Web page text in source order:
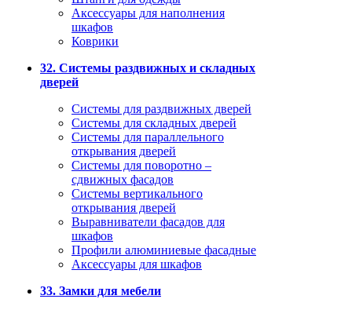
Аксессуары для наполнения
шкафов
Коврики
32. Системы раздвижных и складных
дверей
Системы для раздвижных дверей
Системы для складных дверей
Системы для параллельного
открывания дверей
Системы для поворотно –
сдвижных фасадов
Системы вертикального
открывания дверей
Выравниватели фасадов для
шкафов
Профили алюминиевые фасадные
Аксессуары для шкафов
33. Замки для мебели